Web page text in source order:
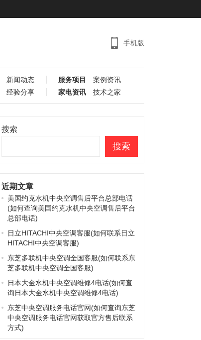
手机版
新闻动态 服务项目
案例资讯
经验分享 家电资讯 技术之家
搜索
搜索
近期文章
美国约克水机中央空调售后平台总部电话
(如何查询美国约克水机中央空调售后平台
总部电话)
日立HITACHI中央空调客服(如何联系日立
HITACHI中央空调客服)
东芝多联机中央空调全国客服(如何联系东
芝多联机中央空调全国客服)
日本大金水机中央空调维修4电话(如何查
询日本大金水机中央空调维修4电话)
东芝中央空调服务电话官网(如何查询东芝
中央空调服务电话官网获取官方售后联系
方式)